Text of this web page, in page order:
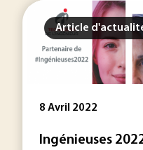
Article
8 Avril 2022
Ingénieuses